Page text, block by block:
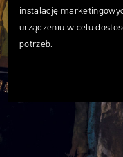
instalację
urządzeniu w celu
potrzeb.